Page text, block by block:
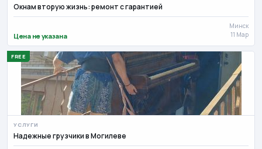
Окнам вторую жизнь: ремонт с гарантией
Цена не указана
Минск
11 Мар
УСЛУГИ
Надежные грузчики в Могилеве
FREE